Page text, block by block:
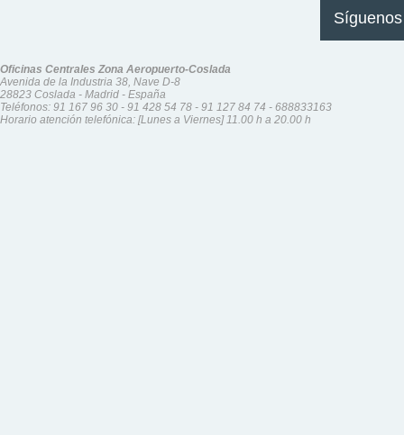
Oficinas Centrales Zona Aeropuerto-Coslada
Avenida de la Industria 38, Nave D-8
28823 Coslada - Madrid - España
Teléfonos: 91 167 96 30 - 91 428 54 78 - 91 127 84 74 - 688833163
Horario atención telefónica: [Lunes a Viernes] 11.00 h a 20.00 h